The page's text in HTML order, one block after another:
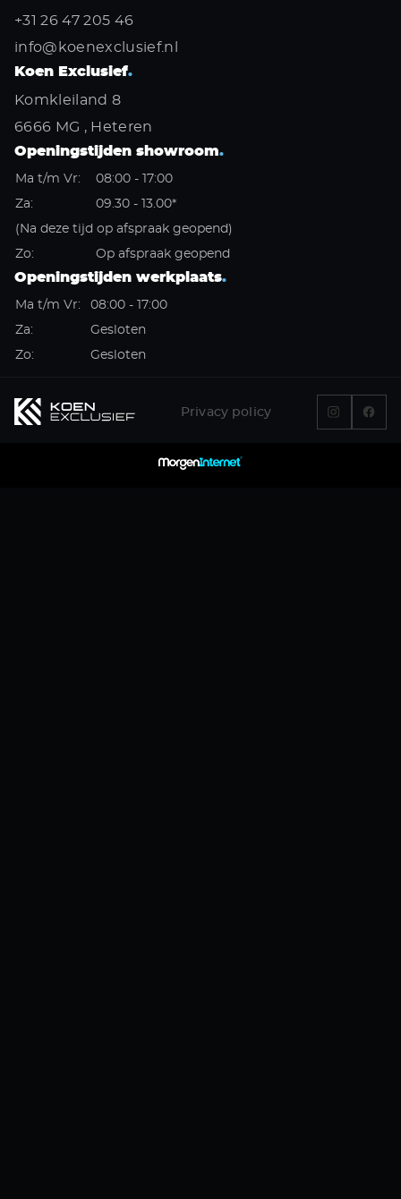
+31 26 47 205 46
info@koenexclusief.nl
Koen Exclusief.
Komkleiland 8
6666 MG , Heteren
Openingstijden showroom.
Ma t/m Vr:
08:00 - 17:00
Za:
09.30 - 13.00*
(Na deze tijd op afspraak geopend)
Zo:
Op afspraak geopend
Openingstijden werkplaats.
Ma t/m Vr:
08:00 - 17:00
Za:
Gesloten
Zo:
Gesloten
Privacy policy